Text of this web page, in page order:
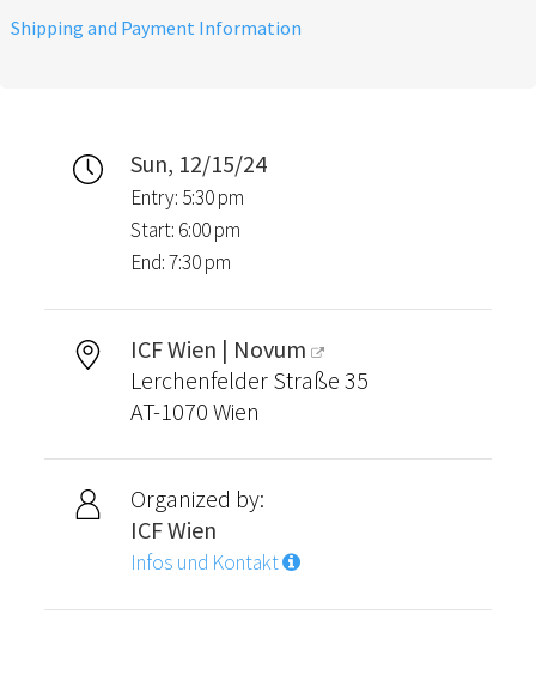
Shipping and Payment Information
Sun, 12/15/24
Entry: 5:30 pm
Start: 6:00 pm
End: 7:30 pm
ICF Wien | Novum
Lerchenfelder Straße 35
AT-1070 Wien
Organized by:
ICF Wien
Infos und Kontakt